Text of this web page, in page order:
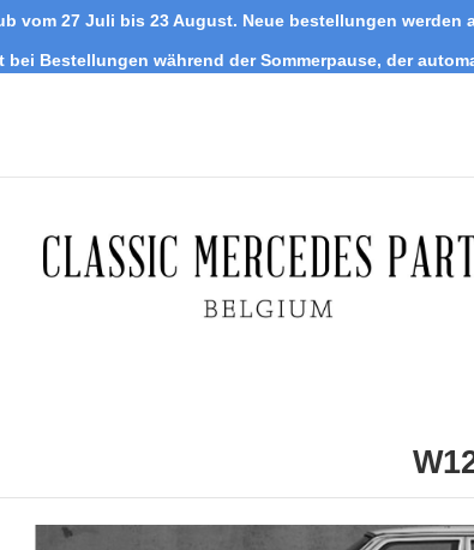
vom 27 Juli bis 23 August. Neue bestellungen werden
bei Bestellungen während der Sommerpause, der